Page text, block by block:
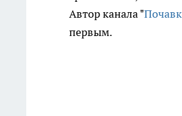
Автор канала "
первым.